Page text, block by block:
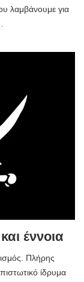
λαμβάνουμε για
έννοια
Πλήρης
ίδρυμα